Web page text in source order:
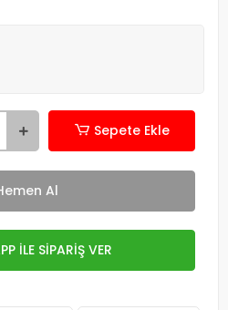
Sepete Ekle
Al
İLE SİPARİŞ VER